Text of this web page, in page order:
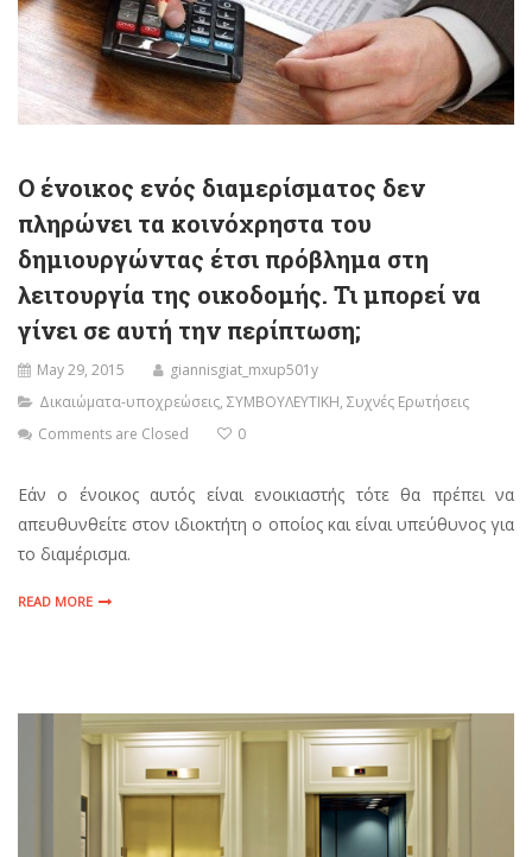
Ο ένοικος ενός διαμερίσματος δεν
πληρώνει τα κοινόχρηστα του
δημιουργώντας έτσι πρόβλημα στη
λειτουργία της οικοδομής. Τι μπορεί να
γίνει σε αυτή την περίπτωση;
May 29, 2015
giannisgiat_mxup501y
Δικαιώματα-υποχρεώσεις, ΣΥΜΒΟΥΛΕΥΤΙΚΗ, Συχνές Ερωτήσεις
Comments are Closed
0
Εάν ο ένοικος αυτός είναι ενοικιαστής τότε θα πρέπει να
απευθυνθείτε στον ιδιοκτήτη ο οποίος και είναι υπεύθυνος για
το διαμέρισμα.
READ MORE